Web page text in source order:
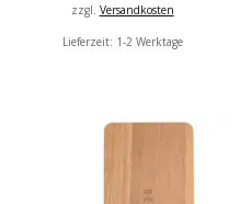
zzgl. Versandkosten
Lieferzeit: 1-2 Werktage